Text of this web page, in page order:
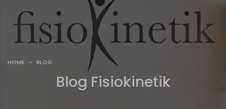
HOME - BLOG
Blog Fisiokinetik